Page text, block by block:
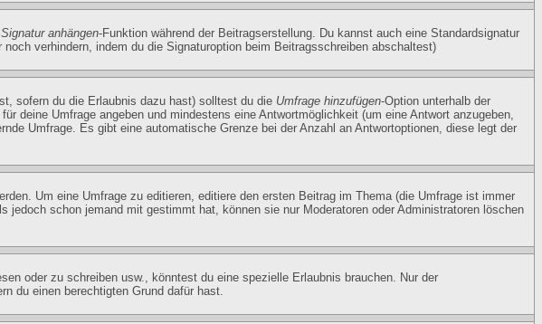
Signatur anhängen-Funktion während der Beitragserstellung. Du kannst auch eine Standardsignatur
verhindern, indem du die Signaturoption beim Beitragsschreiben abschaltest)
sofern du die Erlaubnis dazu hast) solltest du die Umfrage hinzufügen-Option unterhalb der
deine Umfrage angeben und mindestens eine Antwortmöglichkeit (um eine Antwort anzugeben,
Umfrage. Es gibt eine automatische Grenze bei der Anzahl an Antwortoptionen, diese legt der
Um eine Umfrage zu editieren, editiere den ersten Beitrag im Thema (die Umfrage ist immer
schon jemand mit gestimmt hat, können sie nur Moderatoren oder Administratoren löschen
oder zu schreiben usw., könntest du eine spezielle Erlaubnis brauchen. Nur der
du einen berechtigten Grund dafür hast.